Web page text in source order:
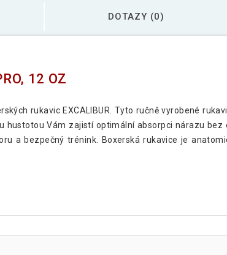
DOTAZY (0)
12 OZ
rukavic EXCALIBUR. Tyto ručně vyrobené
Vám zajistí optimální absorpci nárazu bez
a bezpečný trénink. Boxerská rukavice je